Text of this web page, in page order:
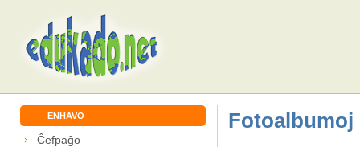
ENHAVO
Ĉefpaĝo
Fotoalbumoj